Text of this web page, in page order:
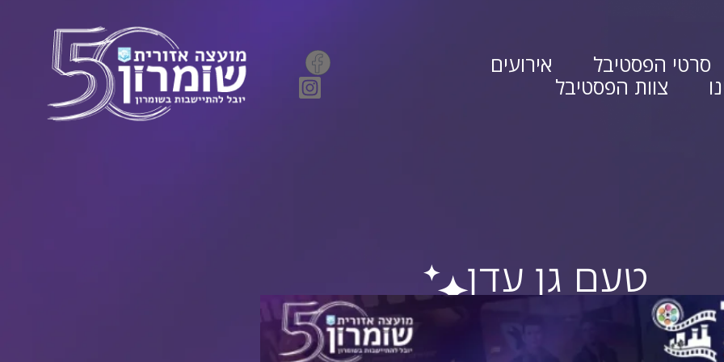
סרטי הפסטיבל
אירועים
צוות הפסטיבל
טעם גן עדן
סברדלוב